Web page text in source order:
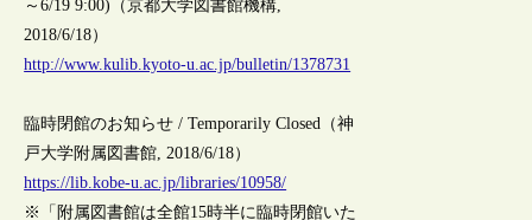
～6/19 9:00)（京都大学図書館機構,
2018/6/18）
http://www.kulib.kyoto-u.ac.jp/bulletin/1378731
臨時閉館のお知らせ / Temporarily Closed（神
戸大学附属図書館, 2018/6/18）
https://lib.kobe-u.ac.jp/libraries/10958/
※「附属図書館は全館15時半に臨時閉館いた